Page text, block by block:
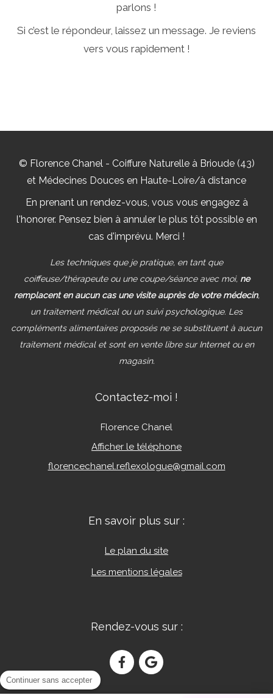
parlons !
Si c’est le répondeur, laissez un message. Je reviens
vers vous rapidement !
© Florence Chanel - Coiffure Naturelle à Brioude (43)
et Médecines Douces en Haute-Loire/à distance
En prenant un rendez-vous, vous vous engagez à
l'honorer. Pensez bien à annuler le plus tôt possible en
cas d'imprévu. Merci !
Les techniques que je pratique, en tant que
coiffeuse/thérapeute ou une coupe/séance avec moi, ne
remplacent en aucun cas une visite auprès de votre médecin,
un traitement médical ou un suivi psychologique. Les
compléments alimentaires proposés ne se substituent à aucun
traitement médical et sont en vente libre sur Internet ou en
magasin.
Contactez-moi !
Florence Chanel
Afficher le téléphone
florencechanel.reflexologue@gmail.com
En savoir plus sur :
Le plan du site
Les mentions légales
Rendez-vous sur :
Continuer sans accepter